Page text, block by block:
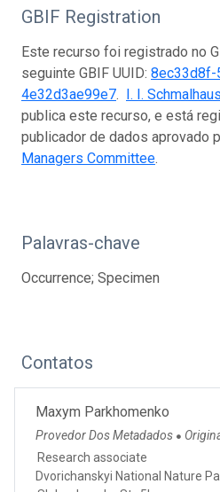
GBIF Registration
Este recurso foi registrado no
seguinte GBIF UUID: 8ec33d8f-
4e32d3ae99e7. I. I.
publica este recurso, e está
publicador de dados aprovado
Managers Committee.
Palavras-chave
Occurrence; Specimen
Contatos
Maxym Parkhomenko
Provedor Dos Metadados ●
Research associate
Dvorichanskyi National Nature